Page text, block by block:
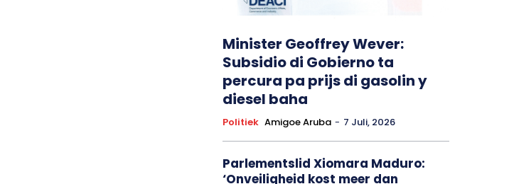
Minister Geoffrey Wever:
Subsidio di Gobierno ta
percura pa prijs di gasolin y
diesel baha
Politiek Amigoe Aruba - 7 Juli, 2026
Parlementslid Xiomara Maduro:
‘Onveiligheid kost meer dan